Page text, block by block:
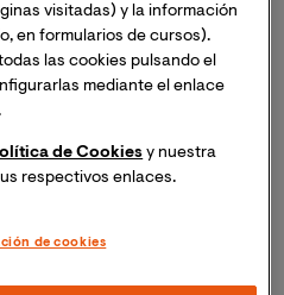
méritos:
Coupling Language Services
(CLOSER-INT).
Interglosia HUM996 UPO.
de Olavide (Sevilla).
visitadas) y la información
en formularios de cursos).
las cookies pulsando el
mediante el enlace
de Cookies y nuestra
respectivos enlaces.
de cookies